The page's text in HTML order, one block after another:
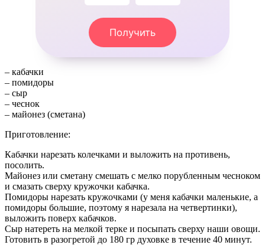
Получить
– кабачки
– помидоры
– сыр
– чеснок
– майонез (сметана)
Приготовление:
Кабачки нарезать колечками и выложить на противень,
посолить.
Майонез или сметану смешать с мелко порубленным чесноком
и смазать сверху кружочки кабачка.
Помидоры нарезать кружочками (у меня кабачки маленькие, а
помидоры большие, поэтому я нарезала на четвертинки),
выложить поверх кабачков.
Сыр натереть на мелкой терке и посыпать сверху наши овощи.
Готовить в разогретой до 180 гр духовке в течение 40 минут.